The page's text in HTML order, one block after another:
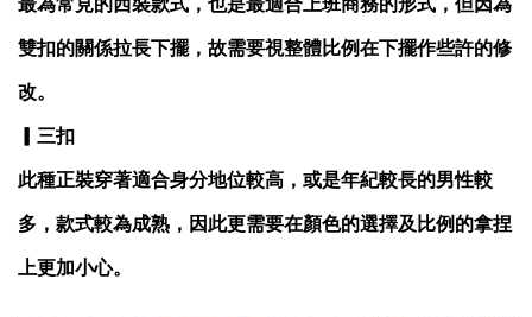
雙扣的關係拉長下擺，故需要視整體比例在下擺作些許的修
改。
▎三扣
此種正裝穿著適合身分地位較高，或是年紀較長的男性較
多，款式較為成熟，因此更需要在顏色的選擇及比例的拿捏
上更加小心。